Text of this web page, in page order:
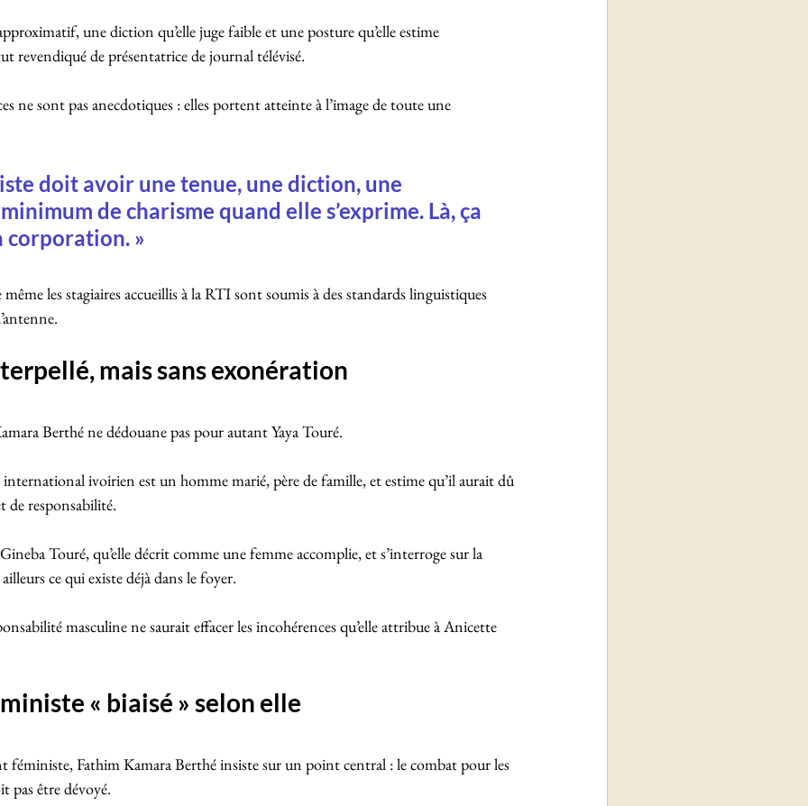
une diction qu’elle juge faible et une posture qu’elle estime
revendiqué de présentatrice de journal télévisé.
ne sont pas anecdotiques : elles portent atteinte à l’image de toute une
doit avoir une tenue, une diction, une
de charisme quand elle s’exprime. Là, ça
corporation. »
les stagiaires accueillis à la RTI sont soumis à des standards linguistiques
mais sans exonération
Berthé ne dédouane pas pour autant Yaya Touré.
international ivoirien est un homme marié, père de famille, et estime qu’il aurait dû
de responsabilité.
Touré, qu’elle décrit comme une femme accomplie, et s’interroge sur la
ce qui existe déjà dans le foyer.
masculine ne saurait effacer les incohérences qu’elle attribue à Anicette
« biaisé » selon elle
féministe, Fathim Kamara Berthé insiste sur un point central : le combat pour les
pas être dévoyé.